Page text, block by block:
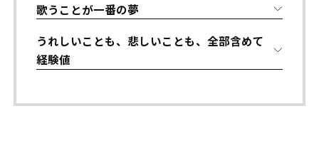
歌うことが一番の夢
うれしいことも、悲しいことも、全部含めて
経験値